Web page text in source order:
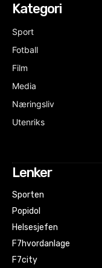
Kategori
Sport
Fotball
Film
Media
Næringsliv
Utenriks
Lenker
Sporten
Popidol
Helsesjefen
F7hvordanlage
F7city